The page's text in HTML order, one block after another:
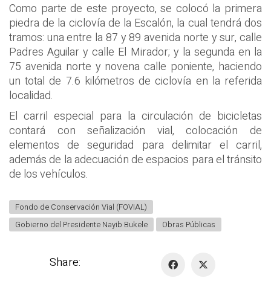
Como parte de este proyecto, se colocó la primera
piedra de la ciclovía de la Escalón, la cual tendrá dos
tramos: una entre la 87 y 89 avenida norte y sur, calle
Padres Aguilar y calle El Mirador; y la segunda en la
75 avenida norte y novena calle poniente, haciendo
un total de 7.6 kilómetros de ciclovía en la referida
localidad.
El carril especial para la circulación de bicicletas
contará con señalización vial, colocación de
elementos de seguridad para delimitar el carril,
además de la adecuación de espacios para el tránsito
de los vehículos.
Fondo de Conservación Vial (FOVIAL)
Gobierno del Presidente Nayib Bukele
Obras Públicas
Share: